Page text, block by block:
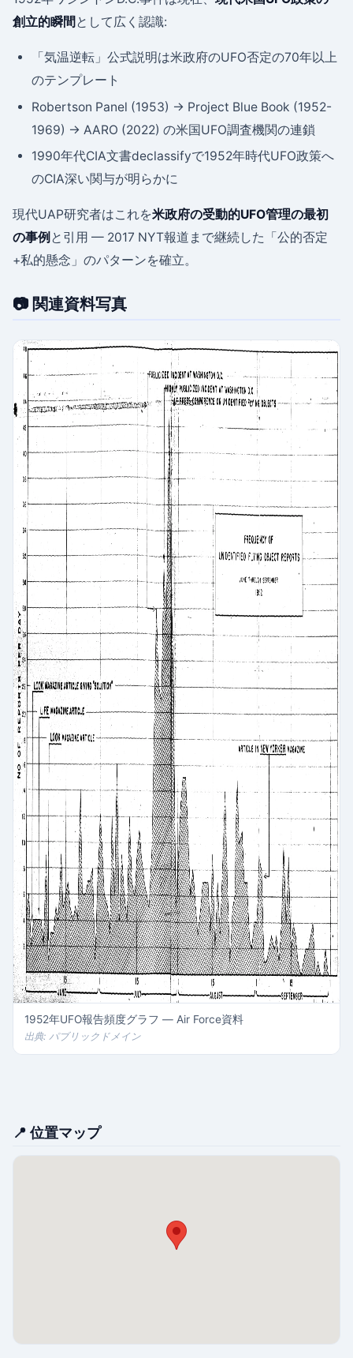
創立的瞬間 として広く認識:
「気温逆転」公式説明は米政府のUFO否定の70年以上
のテンプレート
Robertson Panel (1953) → Project Blue Book (1952-
1969) → AARO (2022) の米国UFO調査機関の連鎖
1990年代CIA文書declassifyで1952年時代UFO政策へ
のCIA深い関与が明らかに
現代UAP研究者はこれを米政府の受動的UFO管理の最初
の事例 と引用 — 2017 NYT報道まで継続した「公的否定
+私的懸念」のパターンを確立。
📷 関連資料写真
1952年UFO報告頻度グラフ — Air Force資料
出典: パブリックドメイン
📍 位置マップ